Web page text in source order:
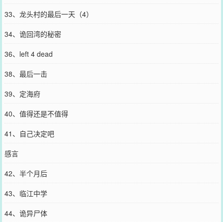
33、龙头村的最后一天（4）
34、诡回湾的秘密
36、left 4 dead
38、最后一击
39、定海府
40、值得还是不值得
41、自己决定吧
感言
42、半个月后
43、临江中学
44、诡异尸体